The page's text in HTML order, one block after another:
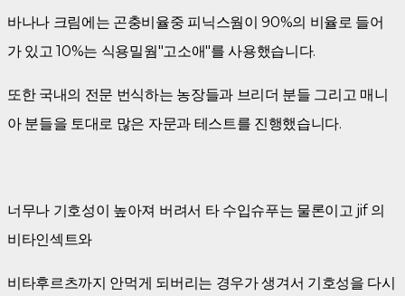
바나나 크림에는 곤충비율중 피닉스웜이 90%의 비율로 들어
가 있고 10%는 식용밀웜"고소애"를 사용했습니다.
또한 국내의 전문 번식하는 농장들과 브리더 분들 그리고 매니
아 분들을 토대로 많은 자문과 테스트를 진행했습니다.
너무나 기호성이 높아져 버려서 타 수입슈푸는 물론이고 jif 의
비타인섹트와
비타후르츠까지 안먹게 되버리는 경우가 생겨서 기호성을 다시